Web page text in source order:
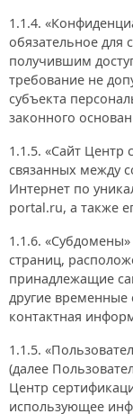
1.1.4.
обязательное
получившим
требование не
субъекта
законного
1.1.5. «Сайт Центр
связанных между
Интернет по
portal.ru, а также
1.1.6.
страниц,
принадлежащие
другие временные
контактная
1.1.5.
(далее
Центр
использующее